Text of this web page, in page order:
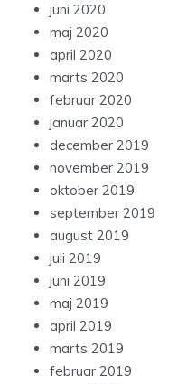
juni 2020
maj 2020
april 2020
marts 2020
februar 2020
januar 2020
december 2019
november 2019
oktober 2019
september 2019
august 2019
juli 2019
juni 2019
maj 2019
april 2019
marts 2019
februar 2019